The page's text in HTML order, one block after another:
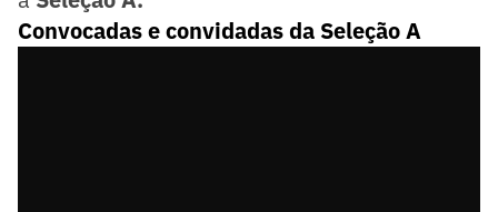
Convocadas e convidadas da Seleção A